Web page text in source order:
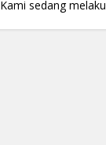
Kami sedang